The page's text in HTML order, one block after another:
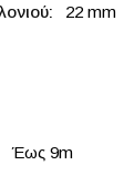
22 mm
Έως 9m